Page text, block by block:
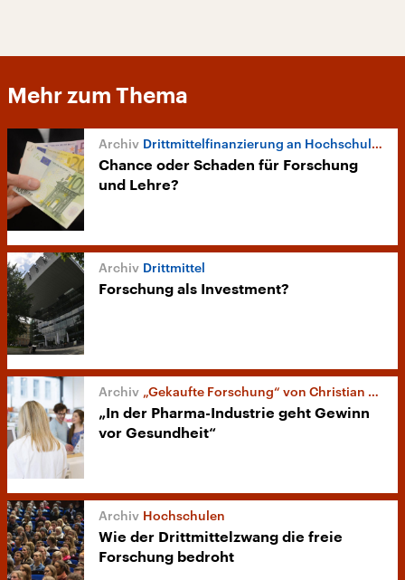
Mehr zum Thema
Drittmittelfinanzierung an Hochschulen
Chance oder Schaden für Forschung
und Lehre?
Drittmittel
Forschung als Investment?
„Gekaufte Forschung“ von Christian Kreiß
„In der Pharma-Industrie geht Gewinn
vor Gesundheit“
Hochschulen
Wie der Drittmittelzwang die freie
Forschung bedroht